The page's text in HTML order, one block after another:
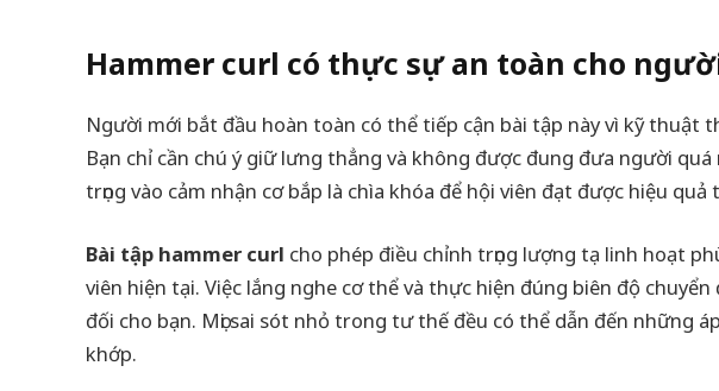
Hammer curl có thực sự an toàn cho
Người mới bắt đầu hoàn toàn có thể tiếp cận bài tập này vì kỹ thuật
Bạn chỉ cần chú ý giữ lưng thẳng và không được đung đưa người
trọng vào cảm nhận cơ bắp là chìa khóa để hội viên đạt được hiệu
Bài tập hammer curl cho phép điều chỉnh trọng lượng tạ linh hoạt
viên hiện tại. Việc lắng nghe cơ thể và thực hiện đúng biên độ
đối cho bạn. Mọi sai sót nhỏ trong tư thế đều có thể dẫn đến những
khớp.